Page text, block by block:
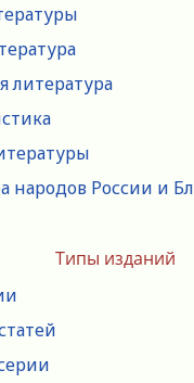
литература
народов России и
Типы изданий